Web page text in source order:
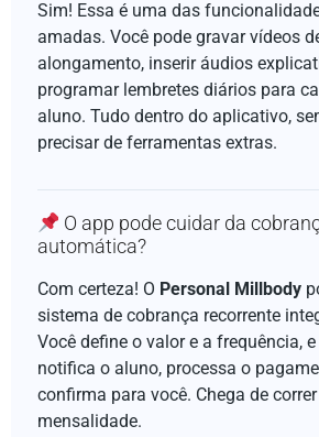
Sim! Essa é uma das
amadas. Você pode gravar vídeos
alongamento, inserir áudios
programar lembretes diários para
aluno. Tudo dentro do aplicativo,
precisar de ferramentas extras.
O app pode cuidar da
automática?
Com certeza! O Personal Millbody
sistema de cobrança recorrente
Você define o valor e a frequência,
notifica o aluno, processa o
confirma para você. Chega de
mensalidade.